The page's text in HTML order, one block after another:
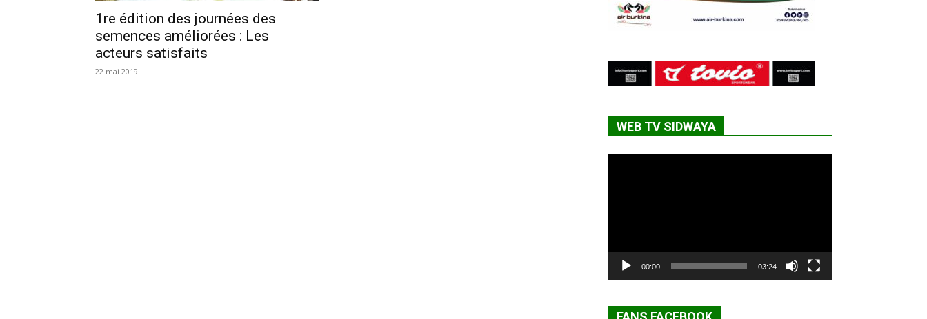
1re édition des journées des
semences améliorées : Les
acteurs satisfaits
22 mai 2019
WEB TV SIDWAYA
00:00 03:24